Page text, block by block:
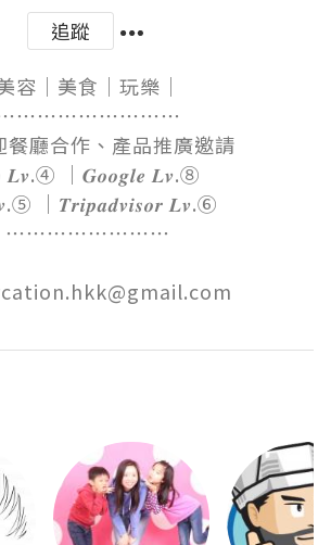
追蹤
容｜美食｜玩樂｜
餐廳合作、產品推廣邀請
𝑳𝒗.④ ｜𝑮𝒐𝒐𝒈𝒍𝒆 𝑳𝒗.⑧
｜𝑻𝒓𝒊𝒑𝒂𝒅𝒗𝒊𝒔𝒐𝒓 𝑳𝒗.⑥
⋯⋯⋯⋯⋯⋯⋯⋯